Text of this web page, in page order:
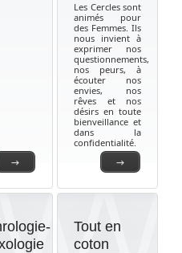
→ →
Les Cercles sont
animés pour
des Femmes. Ils
nous invient à
exprimer nos
questionnements,
nos peurs, à
écouter nos
envies, nos
rêves et nos
désirs en toute
bienveillance et
dans la
confidentialité.
Tout en
coton